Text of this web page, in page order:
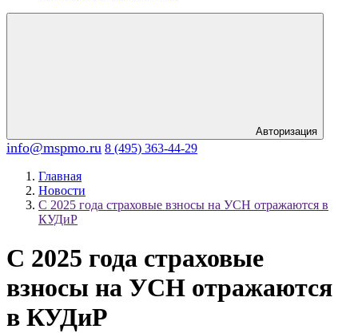
Авторизация
info@mspmo.ru 8 (495) 363-44-29
Главная
Новости
С 2025 года страховые взносы на УСН отражаются в
КУДиР
С 2025 года страховые
взносы на УСН отражаются
в КУДиР